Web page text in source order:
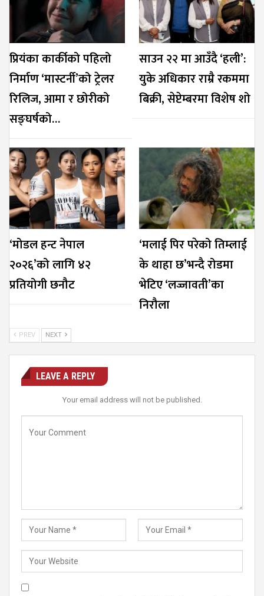
प्रियंका कार्कीको पहिलो
निर्माण ‘मास्टर्नी’को ट्रेलर
रिलिज, आमा र छोरीको
सङ्घर्षको…
साउन २२ मा आउँदै ‘हली’:
युके अधिकार राम्रै रकममा
बिक्री, सेप्टेम्बरमा विशेष शो
‘मोडल हन्ट नेपाल
२०२६’को लागि ४२
प्रतियोगी छनौट
‘मलाई पिर परेको तिम्लाई
के थाहा छ’भन्दै रोडमा
भेटिए ‘लज्जावती’का
निरौला
PREV NEXT
LEAVE A REPLY
Your email address will not be published.